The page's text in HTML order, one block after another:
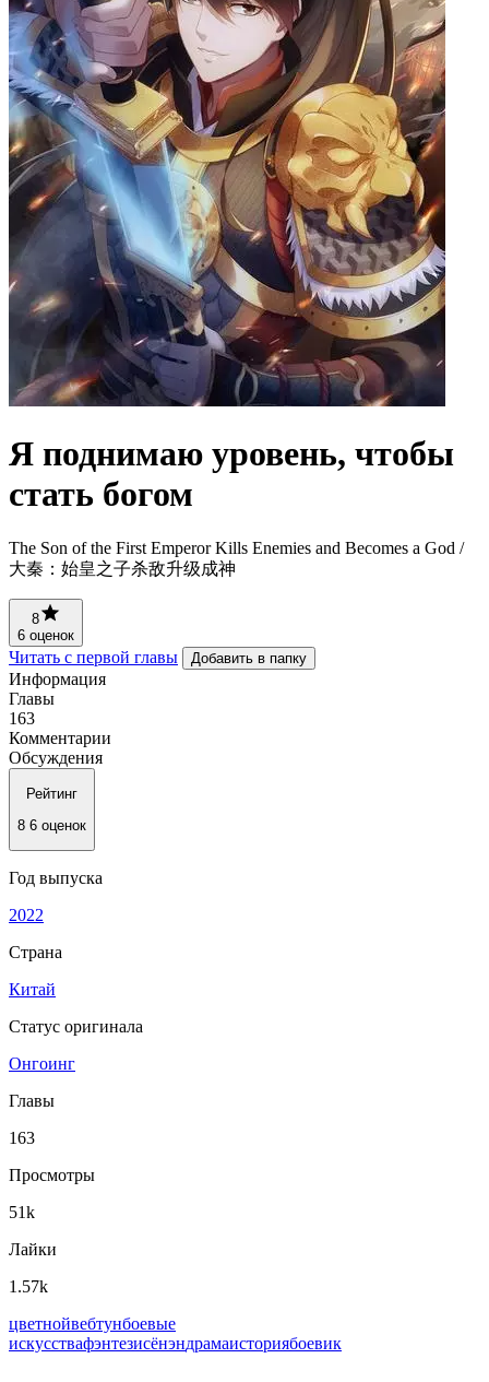
Я поднимаю уровень, чтобы
стать богом
The Son of the First Emperor Kills Enemies and Becomes a God /
大秦：始皇之子杀敌升级成神
8
6 оценок
Читать с первой главы Добавить в папку
Информация
Главы
163
Комментарии
Обсуждения
Рейтинг
8 6 оценок
Год выпуска
2022
Страна
Китай
Статус оригинала
Онгоинг
Главы
163
Просмотры
51k
Лайки
1.57k
цветнойвeбтунбоевые
искусствафэнтезисёнэндрамаисториябоевик